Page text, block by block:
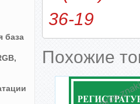
36-19
Похожие
база